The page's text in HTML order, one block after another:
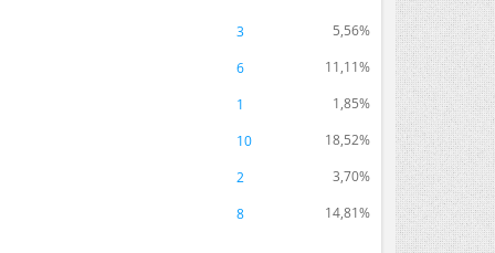
3 5,56%
6 11,11%
1 1,85%
10 18,52%
2 3,70%
8 14,81%